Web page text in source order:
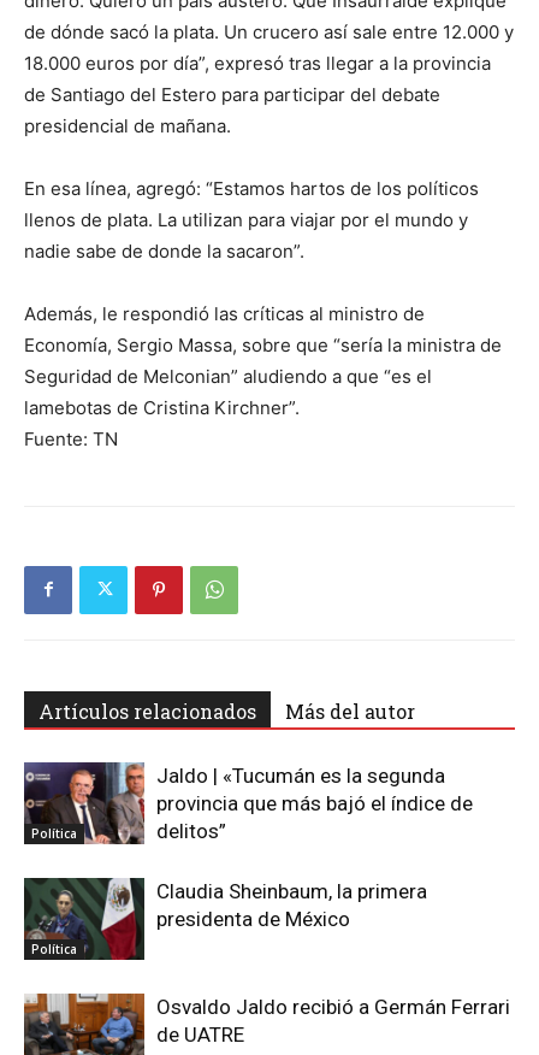
de dónde sacó la plata. Un crucero así sale entre 12.000 y
18.000 euros por día”, expresó tras llegar a la provincia
de Santiago del Estero para participar del debate
presidencial de mañana.
En esa línea, agregó: “Estamos hartos de los políticos
llenos de plata. La utilizan para viajar por el mundo y
nadie sabe de donde la sacaron”.
Además, le respondió las críticas al ministro de
Economía, Sergio Massa, sobre que “sería la ministra de
Seguridad de Melconian” aludiendo a que “es el
lamebotas de Cristina Kirchner”.
Fuente: TN
Artículos relacionados Más del autor
Política
Jaldo | «Tucumán es la segunda
provincia que más bajó el índice de
delitos”
Política
Claudia Sheinbaum, la primera
presidenta de México
Osvaldo Jaldo recibió a Germán Ferrari
de UATRE